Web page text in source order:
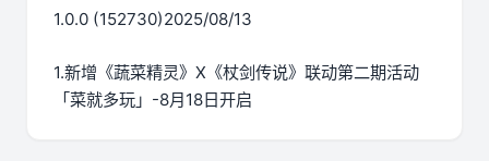
1.0.0 (152730)2025/08/13
1.新增《蔬菜精灵》X《杖剑传说》联动第二期活动
「菜就多玩」-8月18日开启